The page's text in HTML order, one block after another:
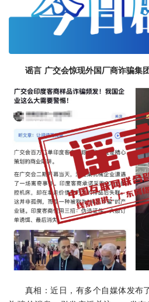
谣言 广交会惊现外国厂商诈骗集
真相：近日，有多个自媒体发布